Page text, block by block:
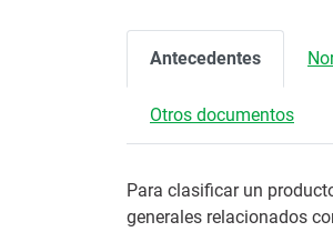
Antecedentes
Otros documentos
Para clasificar un
generales relacionados